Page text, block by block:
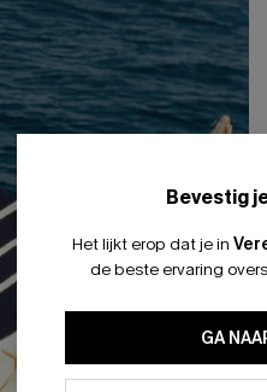
Bevestig
Het lijkt erop dat je in
de beste ervaring
GA